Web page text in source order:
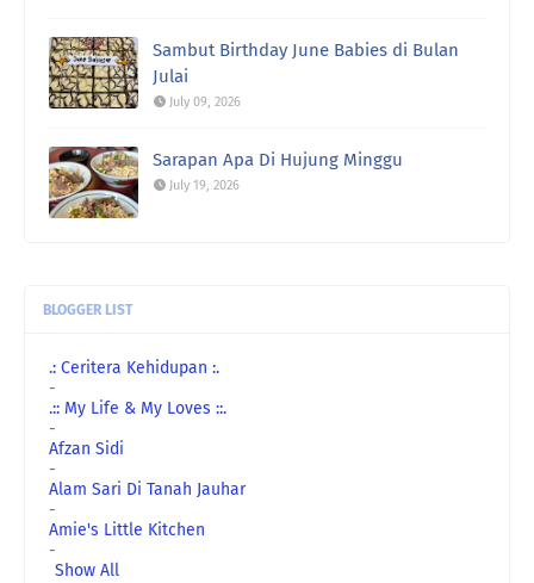
Sambut Birthday June Babies di Bulan
Julai
July 09, 2026
Sarapan Apa Di Hujung Minggu
July 19, 2026
BLOGGER LIST
.: Ceritera Kehidupan :.
-
.:: My Life & My Loves ::.
-
Afzan Sidi
-
Alam Sari Di Tanah Jauhar
-
Amie's Little Kitchen
-
Show All